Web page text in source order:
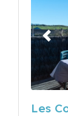
Les